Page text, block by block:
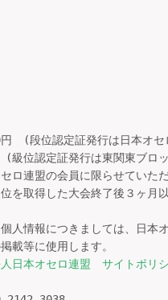
位認定証発行は日本オセロ
認定証発行は東関東ブロッ
連盟の会員に限らせていた
得した大会終了後３ヶ月以
人情報につきましては、日本
用します。
日本オセロ連盟　サイトポリ